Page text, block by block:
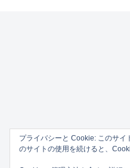
プライバシーと Cookie: このサイ
のサイトの使用を続けると、